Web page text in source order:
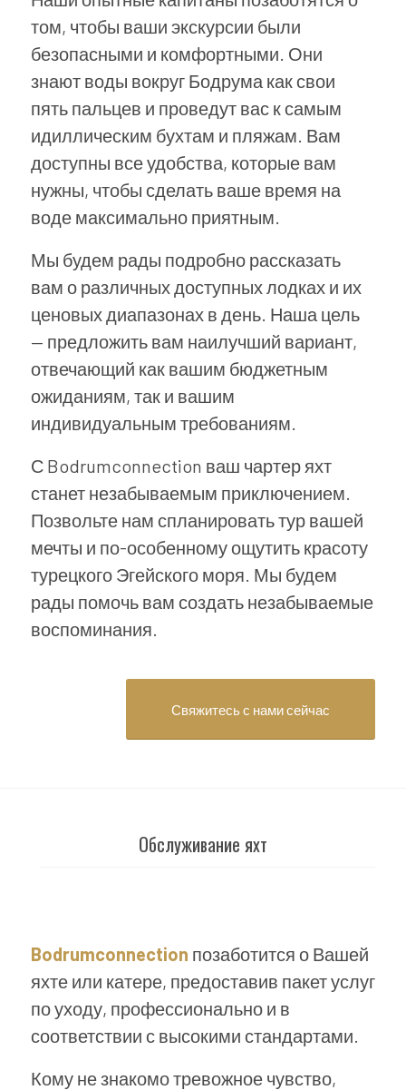
том, чтобы ваши экскурсии были
безопасными и комфортными. Они
знают воды вокруг Бодрума как свои
пять пальцев и проведут вас к самым
идиллическим бухтам и пляжам. Вам
доступны все удобства, которые вам
нужны, чтобы сделать ваше время на
воде максимально приятным.
Мы будем рады подробно рассказать
вам о различных доступных лодках и их
ценовых диапазонах в день. Наша цель
— предложить вам наилучший вариант,
отвечающий как вашим бюджетным
ожиданиям, так и вашим
индивидуальным требованиям.
С Bodrumconnection ваш чартер яхт
станет незабываемым приключением.
Позвольте нам спланировать тур вашей
мечты и по-особенному ощутить красоту
турецкого Эгейского моря. Мы будем
рады помочь вам создать незабываемые
воспоминания.
Свяжитесь с нами сейчас
Обслуживание яхт
Bodrumconnection позаботится о Вашей
яхте или катере, предоставив пакет услуг
по уходу, профессионально и в
соответствии с высокими стандартами.
Кому не знакомо тревожное чувство,